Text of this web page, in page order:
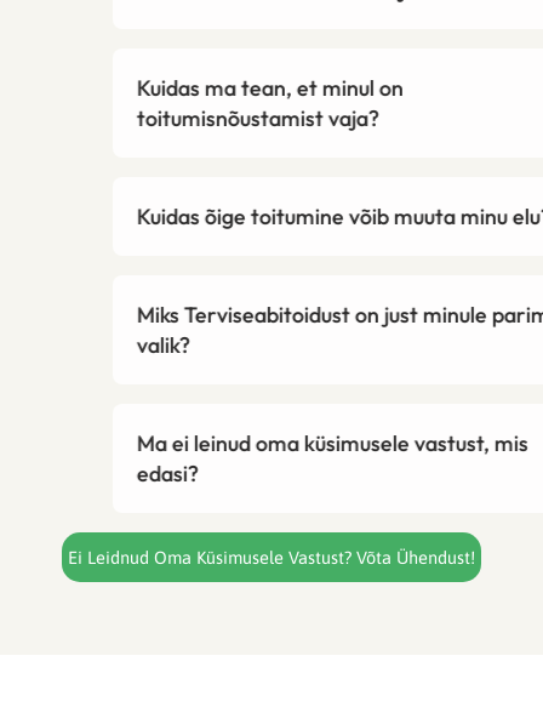
Kuidas ma tean, et minul on
toitumisnõustamist vaja?
Kuidas õige toitumine võib muuta minu elu?
Miks Terviseabitoidust on just minule parim
Ma ei leinud oma küsimusele vastust, mis
Ei Leidnud Oma Küsimusele Vastust? Võta Ühendust!